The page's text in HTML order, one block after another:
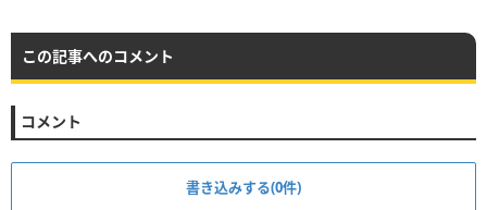
この記事へのコメント
コメント
書き込みする(0件)